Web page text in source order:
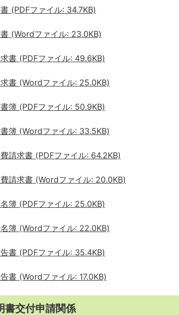
(PDFファイル: 34.7KB)
(Wordファイル: 23.0KB)
書 (PDFファイル: 49.6KB)
書 (Wordファイル: 25.0KB)
簿 (PDFファイル: 50.9KB)
簿 (Wordファイル: 33.5KB)
請求書 (PDFファイル: 64.2KB)
請求書 (Wordファイル: 20.0KB)
簿 (PDFファイル: 25.0KB)
簿 (Wordファイル: 22.0KB)
書 (PDFファイル: 35.4KB)
書 (Wordファイル: 17.0KB)
書交付申請関係